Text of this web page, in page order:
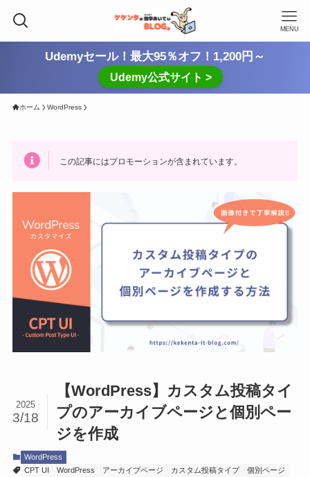
MENU
Udemyセール！最大95％オフ！1,200円～
Udemy公式サイト >
ホーム WordPress
この記事にはプロモーションが含まれています。
【WordPress】カスタム投稿タイ
プのアーカイブページと個別ペー
ジを作成
2025
3/18
WordPress
CPT UI
WordPress アーカイブページ カスタム投稿タイプ 個別ページ